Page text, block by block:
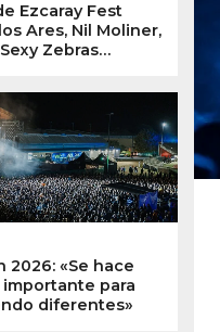
Ezcaray Fest
Ares, Nil Moliner,
Zebras…
2026: «Se hace
para
diferentes»